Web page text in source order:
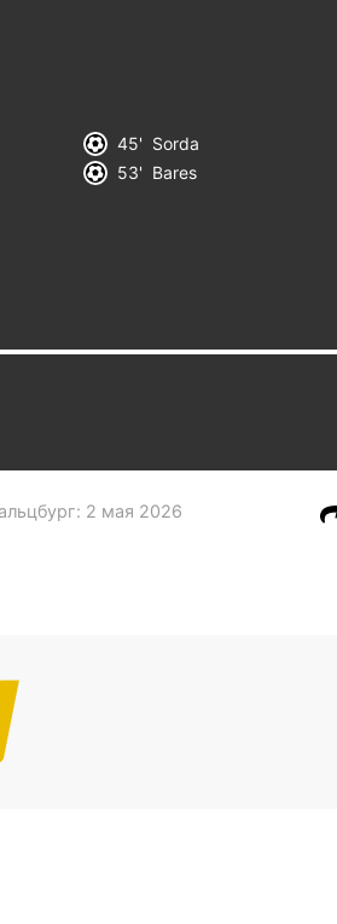
45
Sorda
53
Bares
: 2 мая 2026